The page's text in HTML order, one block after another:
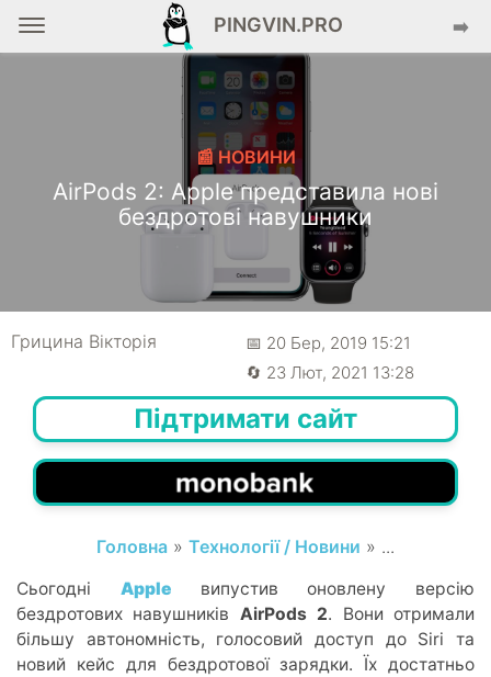
PINGVIN.PRO ➡️
📰 НОВИНИ
AirPods 2: Apple представила нові
бездротові навушники
Грицина Вікторія
📅 20 Бер, 2019 15:21
🔄 23 Лют, 2021 13:28
Підтримати сайт
Головна » Технології / Новини » ...
Сьогодні Appleвипустив оновлену версію
бездротових навушників AirPods 2. Вони отримали
більшу автономність, голосовий доступ до Siri та
новий кейс для бездротової зарядки. Їх достатньо